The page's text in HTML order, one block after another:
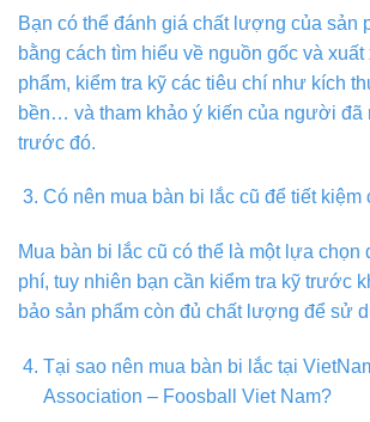
Bạn có thể đánh giá chất lượng của sản
bằng cách tìm hiểu về nguồn gốc và
phẩm, kiểm tra kỹ các tiêu chí như kích
bền… và tham khảo ý kiến của người đã
trước đó.
Có nên mua bàn bi lắc cũ để tiết kiệm
Mua bàn bi lắc cũ có thể là một lựa chọn
phí, tuy nhiên bạn cần kiểm tra kỹ trước
bảo sản phẩm còn đủ chất lượng để sử
Tại sao nên mua bàn bi lắc tại
Association – Foosball Viet Nam?